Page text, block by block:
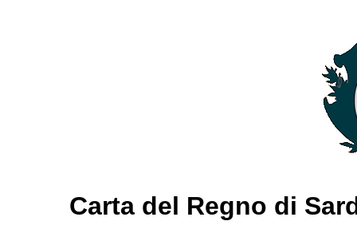
Carta del Regno di